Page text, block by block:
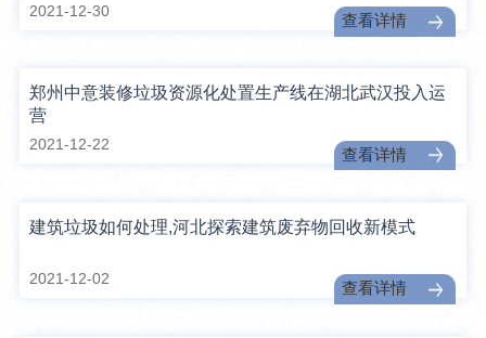
2021-12-30
查看详情
郑州中意装修垃圾资源化处置生产线在湖北武汉投入运
营
2021-12-22
查看详情
建筑垃圾如何处理,河北探索建筑废弃物回收新模式
2021-12-02
查看详情